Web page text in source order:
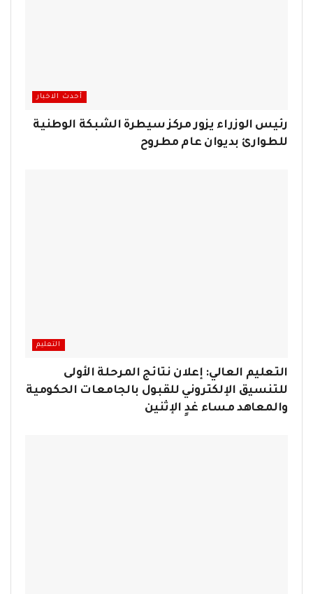
أحدث الاخبار
رئيس الوزراء يزور مركز سيطرة الشبكة الوطنية
للطوارئ بديوان عام مطروح
التعليم
التعليم العالي: إعلان نتائج المرحلة الأولى
للتنسيق الإلكتروني للقبول بالجامعات الحكومية
والمعاهد مساء غدٍ الإثنين